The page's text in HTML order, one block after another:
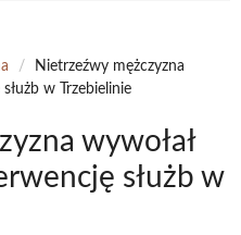
/
Nietrzeźwy mężczyzna
w Trzebielinie
wywołał
służb w